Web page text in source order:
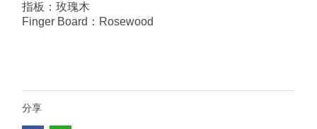
指板：玫瑰木
Finger Board：Rosewood
分享